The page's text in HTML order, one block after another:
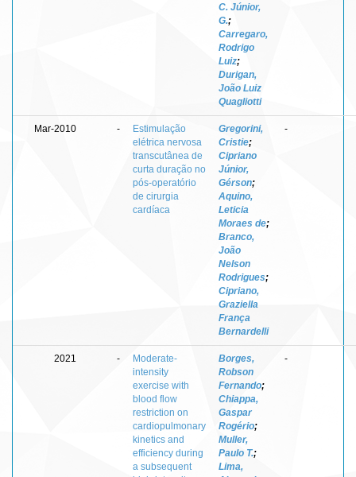
C. Júnior,
G.;
Carregaro,
Rodrigo
Luiz;
Durigan,
João Luiz
Quagliotti
Mar-2010 -
Estimulação
elétrica nervosa
transcutânea de
curta duração no
pós-operatório
de cirurgia
cardíaca
Gregorini,
Cristie;
Cipriano
Júnior,
Gérson;
Aquino,
Leticia
Moraes de;
Branco,
João
Nelson
Rodrigues;
Cipriano,
Graziella
França
Bernardelli
-
2021 -
Moderate-
intensity
exercise with
blood flow
restriction on
cardiopulmonary
kinetics and
efficiency during
a subsequent
Borges,
Robson
Fernando;
Chiappa,
Gaspar
Rogério;
Muller,
Paulo T.;
Lima,
-